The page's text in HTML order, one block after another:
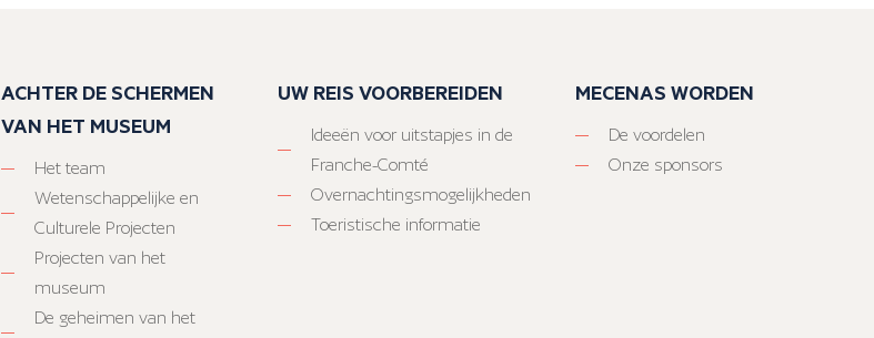
ACHTER DE SCHERMEN
VAN HET MUSEUM
Het team
Wetenschappelijke en
Culturele Projecten
Projecten van het
museum
De geheimen van het
UW REIS VOORBEREIDEN
Ideeën voor uitstapjes in de
Franche-Comté
Overnachtingsmogelijkheden
Toeristische informatie
MECENAS WORDEN
De voordelen
Onze sponsors